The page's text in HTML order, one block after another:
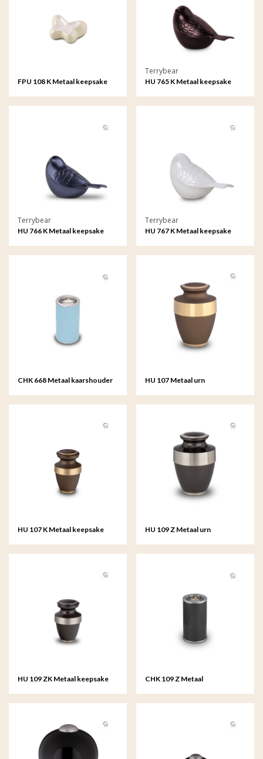
FPU 108 K Metaal keepsake
Terrybear
HU 765 K Metaal keepsake
Terrybear
HU 766 K Metaal keepsake
Terrybear
HU 767 K Metaal keepsake
CHK 668 Metaal kaarshouder HU 107 Metaal urn
HU 107 K Metaal keepsake HU 109 Z Metaal urn
HU 109 ZK Metaal keepsake
CHK 109 Z Metaal